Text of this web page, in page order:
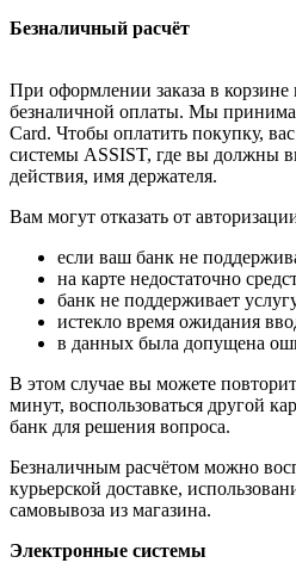
Безналичный расчёт
При оформлении заказа в
безналичной оплаты. Мы
Card. Чтобы оплатить покупку,
системы ASSIST, где вы должны
действия, имя держателя.
Вам могут отказать от
если ваш банк не
на карте недостаточно
банк не поддерживает
истекло время ожидания
в данных была допущена
В этом случае вы можете
минут, воспользоваться другой
банк для решения вопроса.
Безналичным расчётом можно
курьерской доставке,
самовывоза из магазина.
Электронные системы